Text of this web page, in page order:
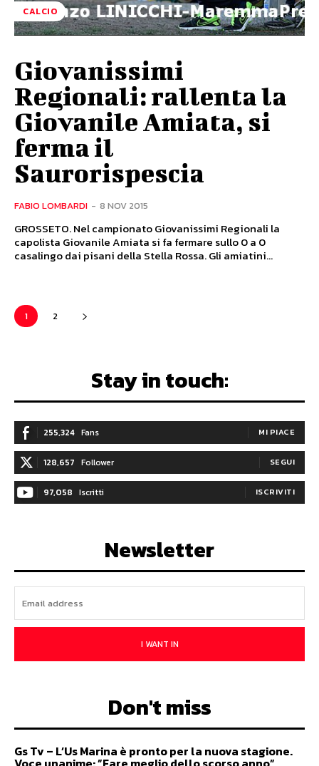
CALCIO
Giovanissimi
Regionali: rallenta la
Giovanile Amiata, si
ferma il
Saurorispescia
FABIO LOMBARDI - 8 NOV 2015
GROSSETO. Nel campionato Giovanissimi Regionali la
capolista Giovanile Amiata si fa fermare sullo 0 a 0
casalingo dai pisani della Stella Rossa. Gli amiatini...
1 2
Stay in touch:
255,324 Fans MI PIACE
128,657 Follower SEGUI
97,058 Iscritti ISCRIVITI
Newsletter
I WANT IN
Don't miss
Gs Tv – L’Us Marina è pronto per la nuova stagione.